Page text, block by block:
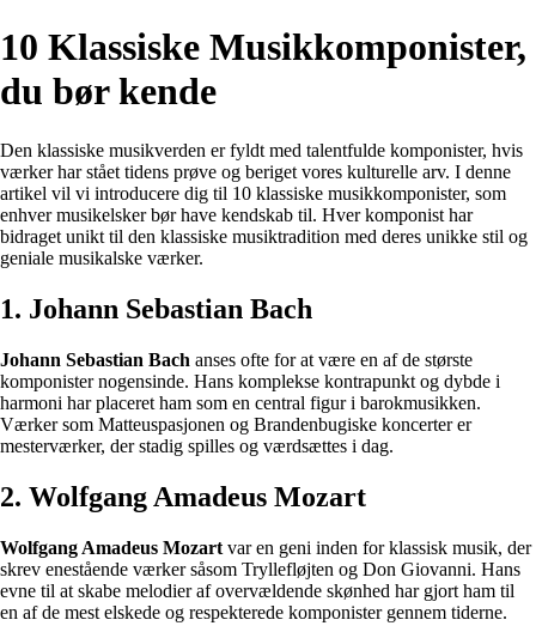
10 Klassiske Musikkomponister,
du bør kende
Den klassiske musikverden er fyldt med talentfulde komponister, hvis
værker har stået tidens prøve og beriget vores kulturelle arv. I denne
artikel vil vi introducere dig til 10 klassiske musikkomponister, som
enhver musikelsker bør have kendskab til. Hver komponist har
bidraget unikt til den klassiske musiktradition med deres unikke stil og
geniale musikalske værker.
1. Johann Sebastian Bach
Johann Sebastian Bach anses ofte for at være en af de største
komponister nogensinde. Hans komplekse kontrapunkt og dybde i
harmoni har placeret ham som en central figur i barokmusikken.
Værker som Matteuspasjonen og Brandenbugiske koncerter er
mesterværker, der stadig spilles og værdsættes i dag.
2. Wolfgang Amadeus Mozart
Wolfgang Amadeus Mozart var en geni inden for klassisk musik, der
skrev enestående værker såsom Tryllefløjten og Don Giovanni. Hans
evne til at skabe melodier af overvældende skønhed har gjort ham til
en af de mest elskede og respekterede komponister gennem tiderne.